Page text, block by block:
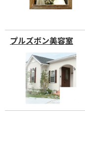
プルズボン美容室